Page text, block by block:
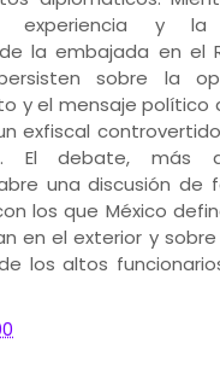
experiencia y la
la embajada en el
sobre la
y el mensaje político
exfiscal
El debate,
una discusión de
los que México
en el exterior y
los altos